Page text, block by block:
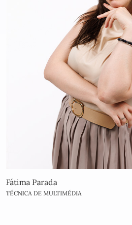
Fátima Parada
TÉCNICA DE MULTIMÉDIA